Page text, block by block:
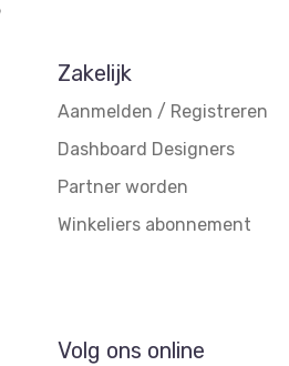
Zakelijk
Aanmelden / Registreren
Dashboard Designers
Partner worden
Winkeliers abonnement
Volg ons online